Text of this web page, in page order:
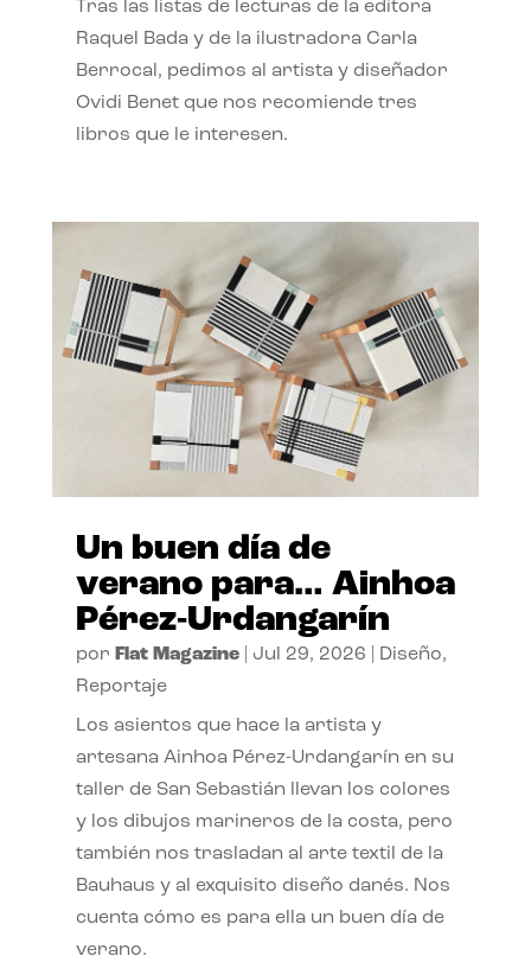
Tras las listas de lecturas de la editora
Raquel Bada y de la ilustradora Carla
Berrocal, pedimos al artista y diseñador
Ovidi Benet que nos recomiende tres
libros que le interesen.
Un buen día de
verano para… Ainhoa
Pérez-Urdangarín
por Flat Magazine| Jul 29, 2026 Diseño,
Reportaje
Los asientos que hace la artista y
artesana Ainhoa Pérez-Urdangarín en su
taller de San Sebastián llevan los colores
y los dibujos marineros de la costa, pero
también nos trasladan al arte textil de la
Bauhaus y al exquisito diseño danés. Nos
cuenta cómo es para ella un buen día de
verano.